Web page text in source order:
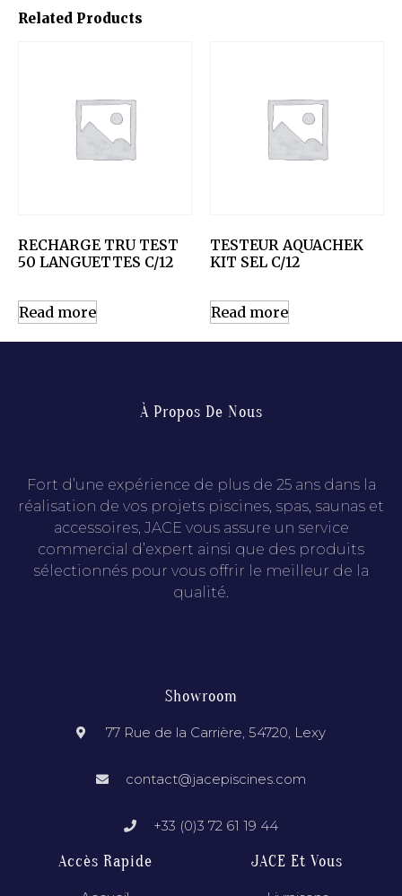
Related Products
RECHARGE TRU TEST
50 LANGUETTES C/12
Read more
TESTEUR AQUACHEK
KIT SEL C/12
Read more
À Propos De Nous
Fort d’une expérience de plus de 25 ans dans la
réalisation de vos projets piscines, spas, saunas et
accessoires, JACE vous assure un service
commercial d’expert ainsi que des produits
sélectionnés pour vous offrir le meilleur de la
qualité.
Showroom
77 Rue de la Carrière, 54720, Lexy
contact@jacepiscines.com
+33 (0)3 72 61 19 44
Accès Rapide JACE Et Vous